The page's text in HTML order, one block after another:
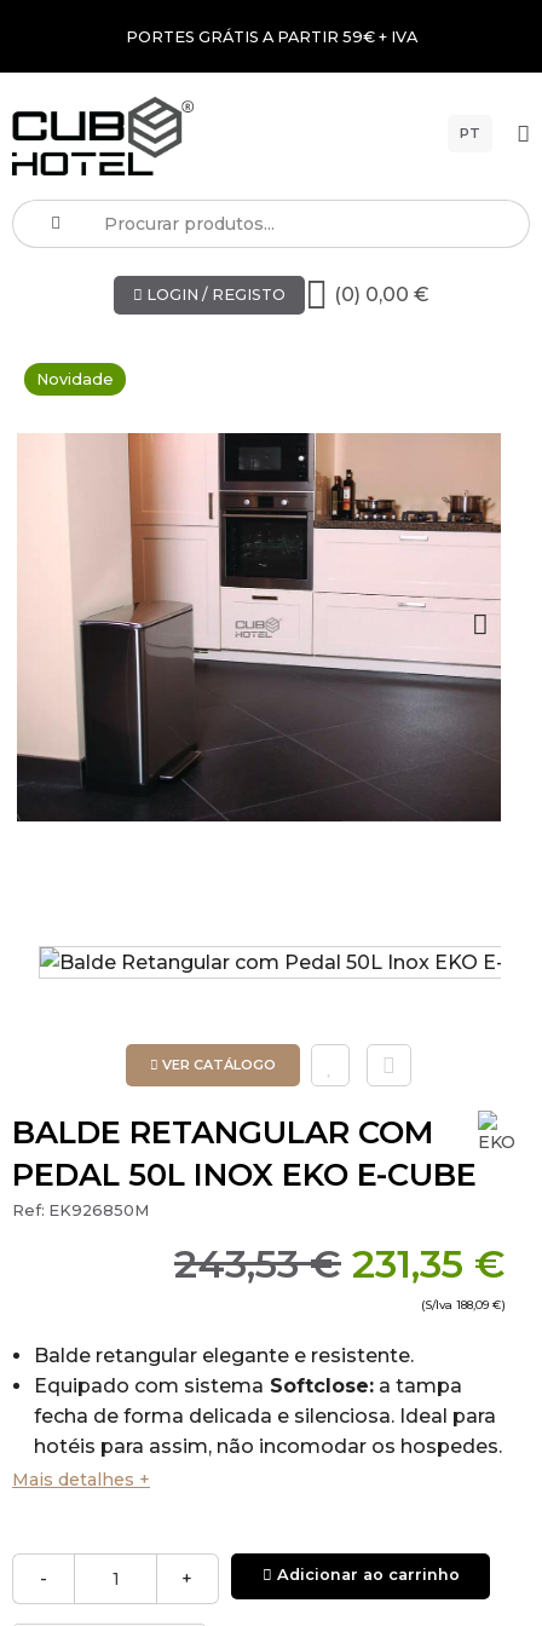
PORTES GRÁTIS A PARTIR 59€ + IVA
PT
LOGIN / REGISTO (0) 0,00 €
Novidade
Next
VER CATÁLOGO
BALDE RETANGULAR COM
PEDAL 50L INOX EKO E-CUBE
Ref: EK926850M
243,53 € 231,35 €
(S/Iva 188,09 €)
Balde retangular elegante e resistente.
Equipado com sistema Softclose:a tampa
fecha de forma delicada e silenciosa. Ideal para
hotéis para assim, não incomodar os hospedes.
Balde interior de plástico.
balde ou a troca do saco de lixo.
Pedal extra largodurável.
Mais detalhes +
- + Adicionar ao carrinho